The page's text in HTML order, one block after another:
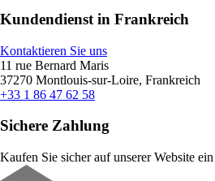
Kundendienst in Frankreich
Kontaktieren Sie uns
11 rue Bernard Maris
37270 Montlouis-sur-Loire, Frankreich
+33 1 86 47 62 58
Sichere Zahlung
Kaufen Sie sicher auf unserer Website ein